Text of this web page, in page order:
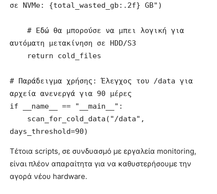
σε NVMe: {total_wasted_gb:.2f} GB")
αυτόματη μετακίνηση σε HDD/S3
# Παράδειγμα χρήσης: Έλεγχος του /data για
αρχεία ανενεργά για 90 μέρες
if __name__ == "__main__":
Τέτοια scripts, σε συνδυασμό με εργαλεία monitoring,
είναι πλέον απαραίτητα για να καθυστερήσουμε την
αγορά νέου hardware.